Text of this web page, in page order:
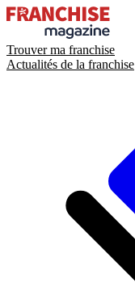
Trouver ma franchise
Actualités de la franchise